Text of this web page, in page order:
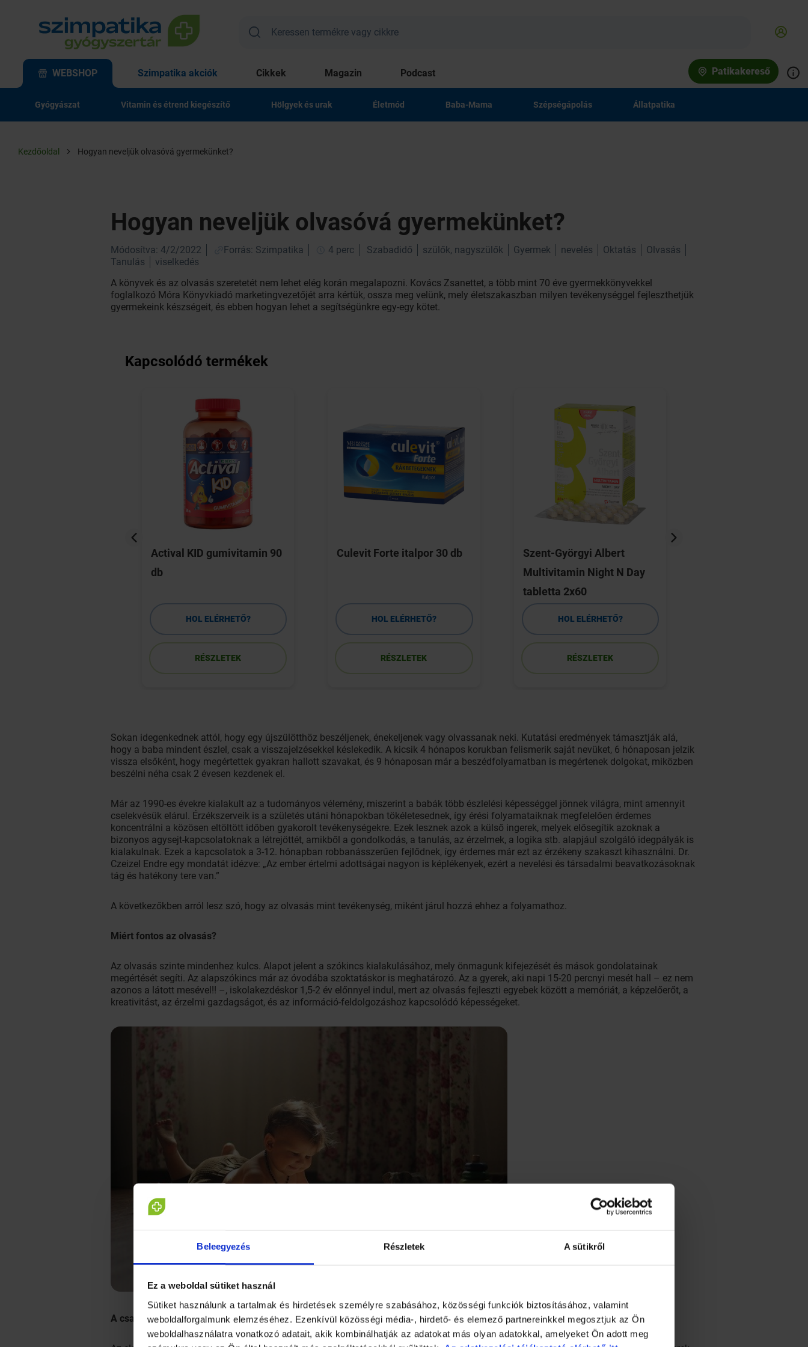
Beleegyezés Részletek A sütikről
Ez a weboldal sütiket használ
Sütiket használunk a tartalmak és hirdetések személyre szabásához, közösségi funkciók biztosításához, valamint
weboldalforgalmunk elemzéséhez. Ezenkívül közösségi média-, hirdető- és elemező partnereinkkel megosztjuk az Ön
weboldalhasználatra vonatkozó adatait, akik kombinálhatják az adatokat más olyan adatokkal, amelyeket Ön adott meg
WEBSHOP Szimpatika akciók Cikkek Magazin Podcast Patikakereső
Gyógyászat Vitamin és étrend kiegészítő Hölgyek és urak Életmód Baba-Mama Szépségápolás Állatpatika
Kezdőoldal Hogyan neveljük olvasóvá gyermekünket?
Hogyan neveljük olvasóvá gyermekünket?
Módosítva: 4/2/2022 Forrás: Szimpatika 4 perc Szabadidő szülők, nagyszülők Gyermek nevelés Oktatás
Olvasás
Tanulás
viselkedés
A könyvek és az olvasás szeretetét nem lehet elég korán megalapozni. Kovács Zsanettet, a több mint 70 éve gyermekkönyvekkel
foglalkozó Móra Könyvkiadó marketingvezetőjét arra kértük, ossza meg velünk, mely életszakaszban milyen tevékenységgel fejleszthetjük
gyermekeink készségeit, és ebben hogyan lehet a segítségünkre egy-egy kötet.
Kapcsolódó termékek
Actival KID gumivitamin 90
db
HOL ELÉRHETŐ?
RÉSZLETEK
Culevit Forte italpor 30 db
HOL ELÉRHETŐ?
RÉSZLETEK
Szent-Györgyi Albert
Multivitamin Night N Day
tabletta 2x60
HOL ELÉRHETŐ?
RÉSZLETEK
Sokan idegenkednek attól, hogy egy újszülötthöz beszéljenek, énekeljenek vagy olvassanak neki. Kutatási eredmények támasztják alá,
hogy a baba mindent észlel, csak a visszajelzésekkel késlekedik. A kicsik 4 hónapos korukban felismerik saját nevüket, 6 hónaposan jelzik
vissza elsőként, hogy megértettek gyakran hallott szavakat, és 9 hónaposan már a beszédfolyamatban is megértenek dolgokat, miközben
beszélni néha csak 2 évesen kezdenek el.
Már az 1990-es évekre kialakult az a tudományos vélemény, miszerint a babák több észlelési képességgel jönnek világra, mint amennyit
cselekvésük elárul. Érzékszerveik is a születés utáni hónapokban tökéletesednek, így érési folyamataiknak megfelelően érdemes
koncentrálni a közösen eltöltött időben gyakorolt tevékenységekre. Ezek lesznek azok a külső ingerek, melyek elősegítik azoknak a
bizonyos agysejt-kapcsolatoknak a létrejöttét, amikből a gondolkodás, a tanulás, az érzelmek, a logika stb. alapjául szolgáló idegpályák is
kialakulnak. Ezek a kapcsolatok a 3-12. hónapban robbanásszerűen fejlődnek, így érdemes már ezt az érzékeny szakaszt kihasználni. Dr.
Czeizel Endre egy mondatát idézve: „Az ember értelmi adottságai nagyon is képlékenyek, ezért a nevelési és társadalmi beavatkozásoknak
tág és hatékony tere van.”
A következőkben arról lesz szó, hogy az olvasás mint tevékenység, miként járul hozzá ehhez a folyamathoz.
Miért fontos az olvasás?
Az olvasás szinte mindenhez kulcs. Alapot jelent a szókincs kialakulásához, mely önmagunk kifejezését és mások gondolatainak
megértését segíti. Az alapszókincs már az óvodába szoktatáskor is meghatározó. Az a gyerek, aki napi 15-20 percnyi mesét hall – ez nem
azonos a látott mesével!! –, iskolakezdéskor 1,5-2 év előnnyel indul, mert az olvasás fejleszti egyebek között a memóriát, a képzelőerőt, a
kreativitást, az érzelmi gazdagságot, és az információ-feldolgozáshoz kapcsolódó képességeket.
A család szerepe